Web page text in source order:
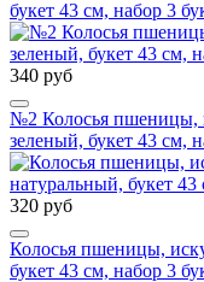
букет 43 см, набор 3
340 руб
№2 Колосья пшеницы,
зеленый, букет 43 см,
320 руб
Колосья пшеницы,
букет 43 см, набор 3